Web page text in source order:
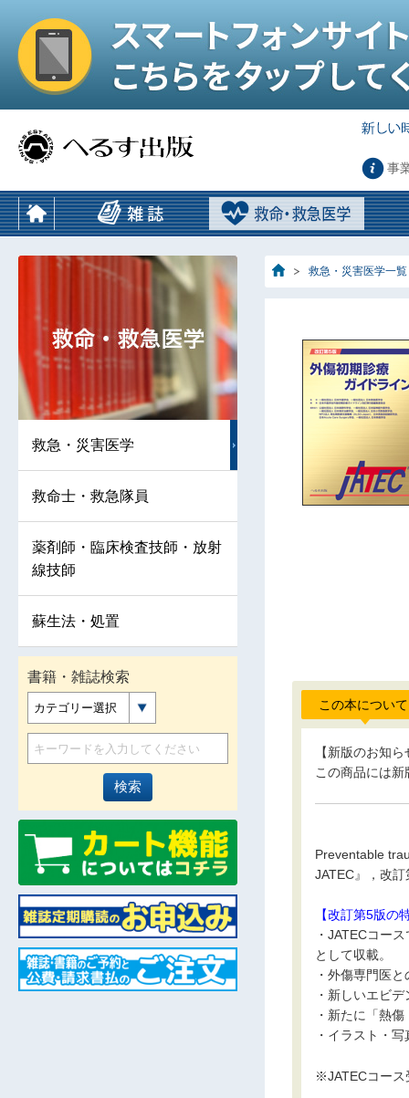
事
救急・災害医学一覧
この本について
【新版のお知ら
この商品には
Preventable
JATEC』，改
【改訂第5版の
・JATECコー
として収載。
・外傷専門医
・新しいエビ
・新たに「熱
・イラスト・
※JATECコース
救急・災害医学
救命士・救急隊員
薬剤師・臨床検査技師・放射
線技師
蘇生法・処置
書籍・雑誌検索
カテゴリー選択